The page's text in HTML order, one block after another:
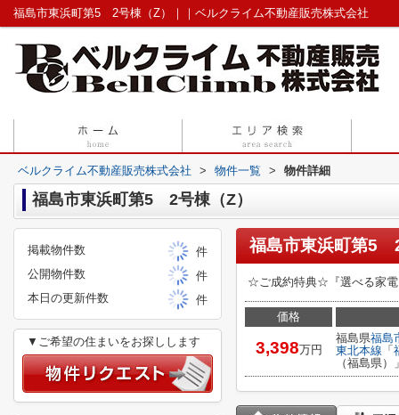
福島市東浜町第5 2号棟（Z）｜｜ベルクライム不動産販売株式会社
ベルクライム不動産販売株式会社 > 物件一覧 > 物件詳細
福島市東浜町第5 2号棟（Z）
福島市東浜町第5
☆ご成約特典☆『選べる家電
価格
3,398万円
福島県福島
東北本線 「
（福島県
掲載物件数
件
公開物件数
件
本日の更新件数
件
▼ご希望の住まいをお探しします